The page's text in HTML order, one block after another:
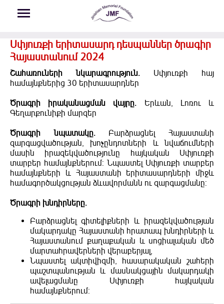
Սփյուռքի երիտասարդ դեսպաններ ծրագիր
Հայաստանում 2024
Շահառուների նկարագրություն. Սփյուռքի հայ
համայնքներից 30 երիտասարդներ
Ծրագրի իրականացման վայրը. Երևան, Լոռու և
Գեղարքունիքի մարզեր
Ծրագրի նպատակը.Բարձրացնել Հայաստանի
զարգացվածության, խոչընդոտների և նվաճումների
մասին իրազեկվածությունը հայկական Սփյուռքի
տարբեր համայնքներում: Նպաստել Սփյուռքի տարբեր
համայնքների և Հայաստանի երիտասարդների միջև
համագործակցության ձևավորմանն ու զարգացմանը:
Ծրագրի խնդիրները.
Բարձրացնել գիտելիքների և իրազեկվածության
մակարդակը Հայաստանի հրատապ խնդիրների և
Հայաստանում քաղաքական և սոցիալական մեծ
մարտահրավերների վերաբերյալ,
Նպաստել ակտիվիզմի, հասարակական շահերի
պաշտպանության և մասնակցային մակարդակի
ավելացմանը Սփյուռքի հայկական
համայնքներում: